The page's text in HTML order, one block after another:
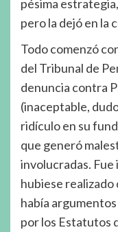
pésima
pero la dejó en la
Todo comenzó
del Tribunal de
denuncia contra
(inaceptable,
ridículo en su
que generó
involucradas.
hubiese
había
por los Estatutos